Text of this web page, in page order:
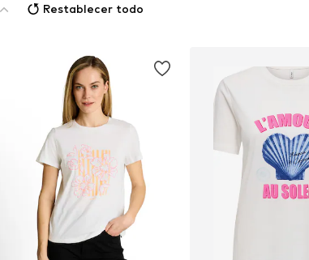
Restablecer todo